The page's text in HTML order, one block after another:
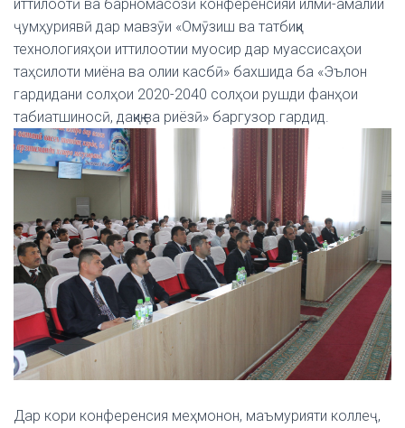
иттилоотӣ ва барномасозӣ конференсияи илмӣ-амалии
ҷумҳуриявӣ дар мавзӯи «Омӯзиш ва татбиқи
технологияҳои иттилоотии муосир дар муассисаҳои
таҳсилоти миёна ва олии касбӣ» бахшида ба «Эълон
гардидани солҳои 2020-2040 солҳои рушди фанҳои
табиатшиносӣ, дақиқ ва риёзӣ» баргузор гардид.
Дар кори конференсия меҳмонон, маъмурияти коллеҷ,